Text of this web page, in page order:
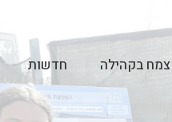
צמח בקהילה חדשות